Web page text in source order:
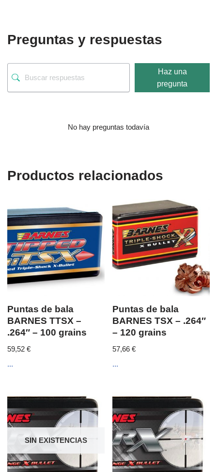
Preguntas y respuestas
Haz una
pregunta
No hay preguntas todavía
Productos relacionados
Puntas de bala
BARNES TTSX –
.264″ – 100 grains
59,52 €
...
Puntas de bala
BARNES TSX – .264″
– 120 grains
57,66€
...
SIN EXISTENCIAS